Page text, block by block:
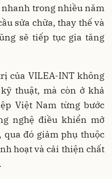
nhanh trong nhiều năm
sửa chữa, thay thế và
sẽ tiếp tục gia tăng
của VILEA-INT không
thuật, mà còn ở khả
Việt Nam từng bước
nghệ điều khiển mở
qua đó giảm phụ thuộc
hoạt và cải thiện chất